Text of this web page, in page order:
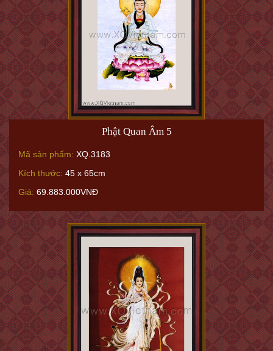
Phật Quan Âm 5
Mã sản phẩm: XQ.3183
Kích thước: 45 x 65cm
Giá: 69.883.000VNĐ